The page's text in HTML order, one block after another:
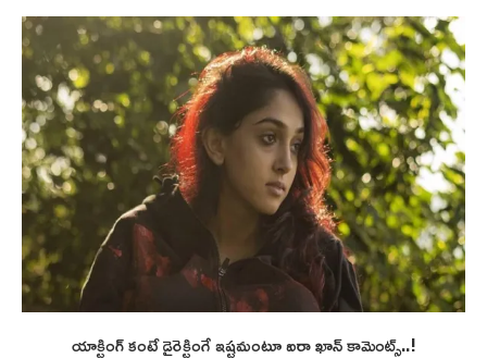
యాక్టింగ్ కంటే డైరెక్టింగే ఇష్టమంటూ ఐరా ఖాన్ కామెంట్స్..!